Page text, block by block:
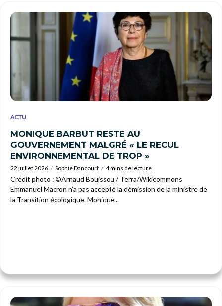
ACTU
MONIQUE BARBUT RESTE AU
GOUVERNEMENT MALGRÉ « LE RECUL
ENVIRONNEMENTAL DE TROP »
22 juillet 2026 Sophie Dancourt 4 mins de lecture
Crédit photo : ©Arnaud Bouissou / Terra/Wikicommons
Emmanuel Macron n’a pas accepté la démission de la ministre de
la Transition écologique. Monique...